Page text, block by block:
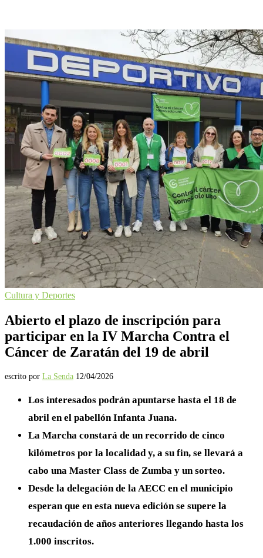
Cultura y Deportes
Abierto el plazo de inscripción para
participar en la IV Marcha Contra el
Cáncer de Zaratán del 19 de abril
escrito por La Senda 12/04/2026
Los interesados podrán apuntarse hasta el 18 de
abril en el pabellón Infanta Juana.
La Marcha constará de un recorrido de cinco
kilómetros por la localidad y, a su fin, se llevará a
cabo una Master Class de Zumba y un sorteo.
Desde la delegación de la AECC en el municipio
esperan que en esta nueva edición se supere la
recaudación de años anteriores llegando hasta los
1.000 inscritos.